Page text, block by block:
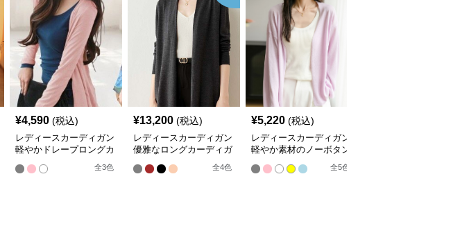
¥4,590 (税込)
レディースカーディガン
軽やかドレープロングカ
全3色
¥13,200 (税込)
レディースカーディガン
優雅なロングカーディガ
全4色
¥5,220 (税込)
レディースカーディガン
軽やか素材のノーボタン
ゆったりシルエットカー
ディガン
全5色